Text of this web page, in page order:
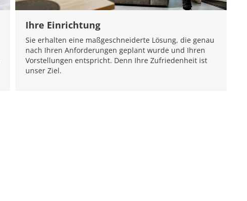
Ihre Einrichtung
Sie erhalten eine maßgeschneiderte Lösung, die genau
nach Ihren Anforderungen geplant wurde und Ihren
Vorstellungen entspricht. Denn Ihre Zufriedenheit ist
unser Ziel.